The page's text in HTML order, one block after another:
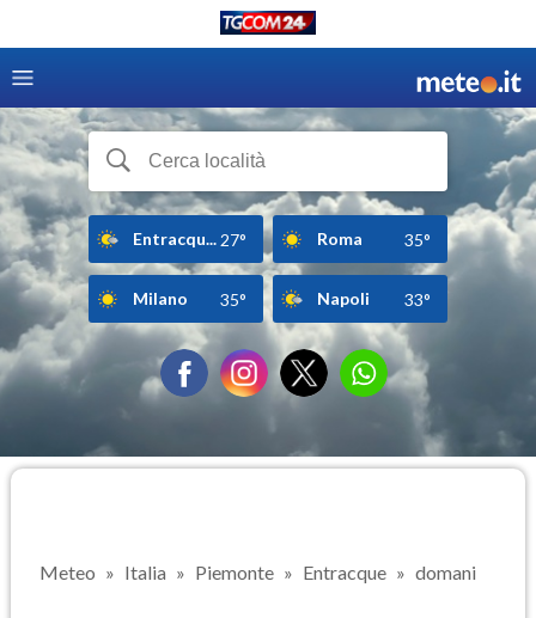
Entracqu... 27° Roma 35°
Milano 35° Napoli 33°
Meteo Italia Piemonte Entracque domani